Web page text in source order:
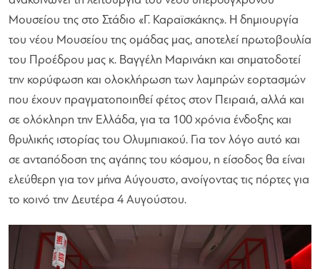
Μουσείου της στο Στάδιο «Γ. Καραϊσκάκης». Η δημιουργία
του νέου Μουσείου της ομάδας μας, αποτελεί πρωτοβουλία
του Προέδρου μας κ. Βαγγέλη Μαρινάκη και σηματοδοτεί
την κορύφωση και ολοκλήρωση των λαμπρών εορτασμών
που έχουν πραγματοποιηθεί φέτος στον Πειραιά, αλλά και
σε ολόκληρη την Ελλάδα, για τα 100 χρόνια ένδοξης και
θρυλικής ιστορίας του Ολυμπιακού. Για τον λόγο αυτό και
σε ανταπόδοση της αγάπης του κόσμου, η είσοδος θα είναι
ελεύθερη για τον μήνα Αύγουστο, ανοίγοντας τις πόρτες για
το κοινό την Δευτέρα 4 Αυγούστου.